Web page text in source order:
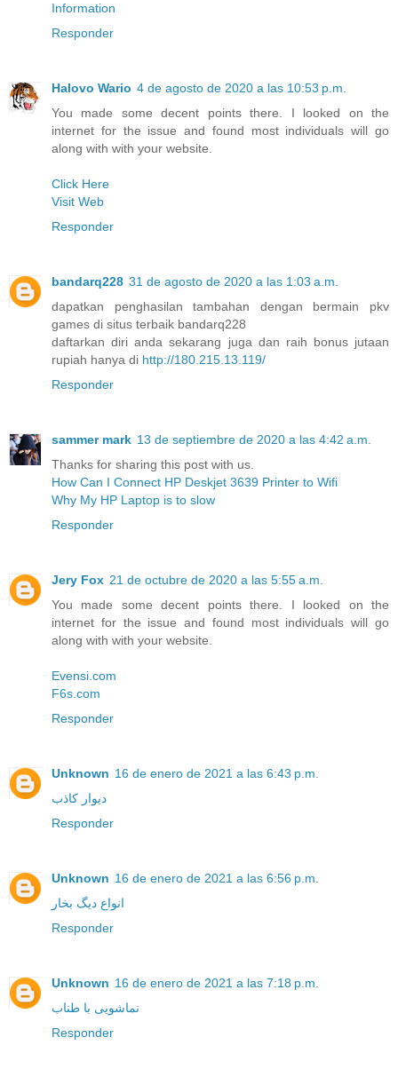
Information
Responder
Halovo Wario 4 de agosto de 2020 a las 10:53 p.m.
You made some decent points there. I looked on the
internet for the issue and found most individuals will go
along with with your website.
Click Here
Visit Web
Responder
bandarq228 31 de agosto de 2020 a las 1:03 a.m.
dapatkan penghasilan tambahan dengan bermain pkv
games di situs terbaik bandarq228
daftarkan diri anda sekarang juga dan raih bonus jutaan
rupiah hanya di http://180.215.13.119/
Responder
sammer mark 13 de septiembre de 2020 a las 4:42 a.m.
Thanks for sharing this post with us.
How Can I Connect HP Deskjet 3639 Printer to Wifi
Why My HP Laptop is to slow
Responder
Jery Fox 21 de octubre de 2020 a las 5:55 a.m.
You made some decent points there. I looked on the
internet for the issue and found most individuals will go
along with with your website.
Evensi.com
F6s.com
Responder
Unknown 16 de enero de 2021 a las 6:43 p.m.
دیوار کاذب
Responder
Unknown 16 de enero de 2021 a las 6:56 p.m.
انواع دیگ بخار
Responder
Unknown 16 de enero de 2021 a las 7:18 p.m.
نماشویی با طناب
Responder